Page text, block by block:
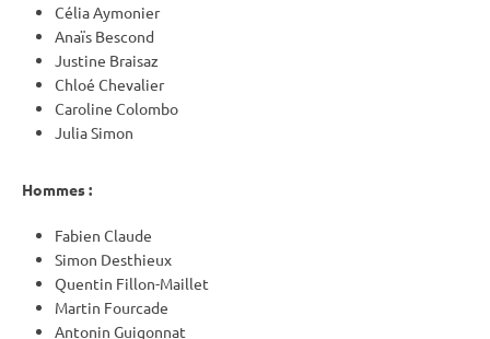
Célia Aymonier
Anaïs Bescond
Justine Braisaz
Chloé Chevalier
Caroline Colombo
Julia Simon
Hommes :
Fabien Claude
Simon Desthieux
Quentin Fillon-Maillet
Martin Fourcade
Antonin Guigonnat